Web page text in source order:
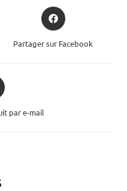
Partager sur Facebook
par e-mail